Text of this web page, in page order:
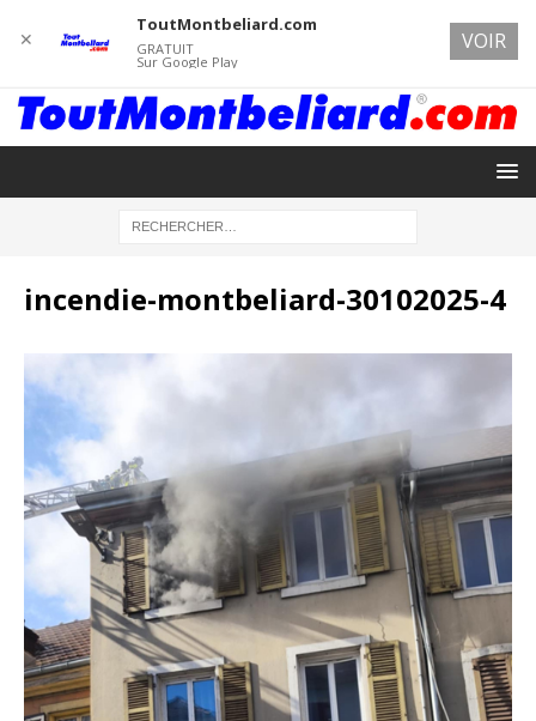
incendie-montbeliard-30102025-4
✕
ToutMontbeliard.com
GRATUIT
Sur Google Play
VOIR